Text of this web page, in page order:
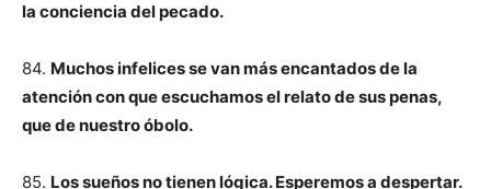
la conciencia del pecado.
84. Muchos infelices se van más encantados de la
atención con que escuchamos el relato de sus penas,
que de nuestro óbolo.
85. Los sueños no tienen lógica. Esperemos a despertar.